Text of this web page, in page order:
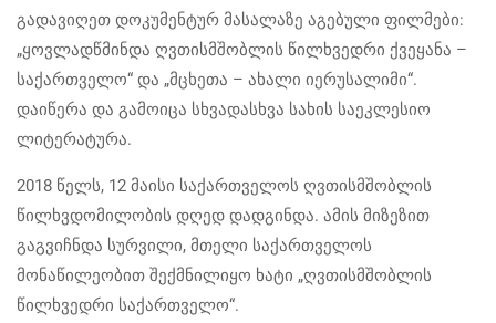
გადავიღეთ დოკუმენტურ მასალაზე აგებული ფილმები:
„ყოვლადწმინდა ღვთისმშობლის წილხვედრი ქვეყანა –
საქართველო“ და „მცხეთა – ახალი იერუსალიმი“.
დაიწერა და გამოიცა სხვადასხვა სახის საეკლესიო
ლიტერატურა.
2018 წელს, 12 მაისი საქართველოს ღვთისმშობლის
წილხვდომილობის დღედ დადგინდა. ამის მიზეზით
გაგვიჩნდა სურვილი, მთელი საქართველოს
მონაწილეობით შექმნილიყო ხატი „ღვთისმშობლის
წილხვედრი საქართველო“.